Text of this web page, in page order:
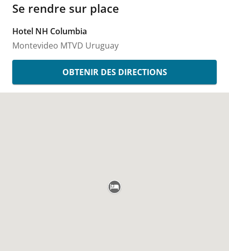
Se rendre sur place
Hotel NH Columbia
Montevideo MTVD Uruguay
OBTENIR DES DIRECTIONS